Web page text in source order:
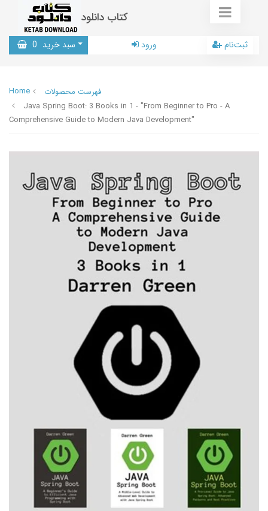
کتاب دانلود
سبد خرید 0 ورود ثبت‌نام
Home
فهرست محصولات
Java Spring Boot: 3 Books in 1 - "From Beginner to Pro - A
Comprehensive Guide to Modern Java Development"